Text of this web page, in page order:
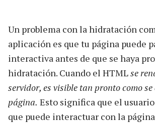
Un problema con la hidratación
aplicación es que tu página puede
interactiva antes de que se haya
hidratación. Cuando el HTMLse
servidor, es visible tan pronto como
página. Esto significa que el
que puede interactuar con la